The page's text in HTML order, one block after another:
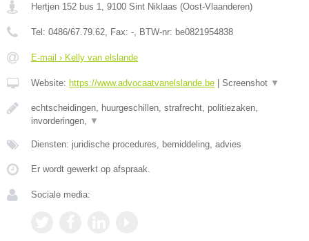
Hertjen 152 bus 1 9100 Sint Niklaas (Oost-Vlaanderen)
Tel: 0486/67.79.62 , Fax: - , BTW-nr: be0821954838
E-mail › Kelly van elslande
Website: https://www.advocaatvanelslande.be Screenshot ▼
echtscheidingen, huurgeschillen, strafrecht, politiezaken,
invorderingen,
▼
Diensten: juridische procedures, bemiddeling, advies
Er wordt gewerkt op afspraak.
Sociale media: